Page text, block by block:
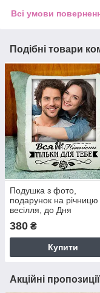
Всі умови
Подібні товари
Подушка з фото,
подарунок на річницю
весілля, до Дня
Закоханих. Колір
- сірий
380 ₴
Купити
Акційні